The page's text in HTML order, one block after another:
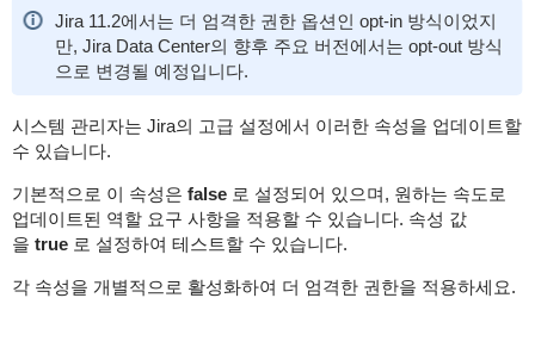
Jira 11.2에서는 더 엄격한 권한 옵션인 opt-in 방식이었지
만, Jira Data Center의 향후 주요 버전에서는 opt-out 방식
으로 변경될 예정입니다.
시스템 관리자는 Jira의 고급 설정에서 이러한 속성을 업데이트할
수 있습니다.
기본적으로 이 속성은 false 로 설정되어 있으며, 원하는 속도로
업데이트된 역할 요구 사항을 적용할 수 있습니다. 속성 값
을 true 로 설정하여 테스트할 수 있습니다.
각 속성을 개별적으로 활성화하여 더 엄격한 권한을 적용하세요.